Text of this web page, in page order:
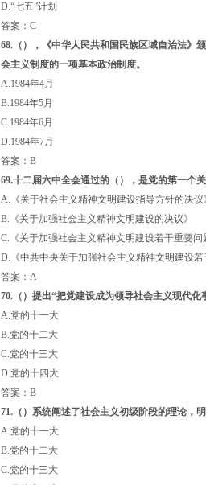
D.“七五”计划
答案：C
68.（），
《中华人民共和国民族区域自治法》
会主义制度的一项基本政治制度。
A.1984年4月
B.1984年5月
C.1984年6月
D.1984年7月
答案：B
69.十二届六中全会通过的 （） ，是党的第一个关
A.《关于社会主义精神文明建设指导方针的决议
B.《关于加强社会主义精神文明建设的决议》
C.《关于加强社会主义精神文明建设若干重要问
D.《中共中央关于加强社会主义精神文明建设若
答案：A
70. （） 提出“把党建设成为领导社会主义现代化
A.党的十一大
B.党的十二大
C.党的十三大
D.党的十四大
答案：B
71. （） 系统阐述了社会主义初级阶段的理论 ，
A.党的十一大
B.党的十二大
C.党的十三大